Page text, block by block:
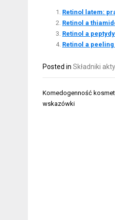
Retinol latem:
Retinol a
Retinol a
Retinol a
Posted in Składniki
Nawigacja
wpisu
Komedogenność
wskazówki